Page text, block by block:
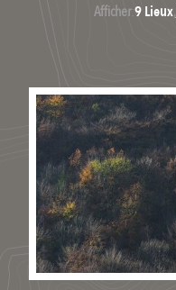
Afficher:9 Lieux,